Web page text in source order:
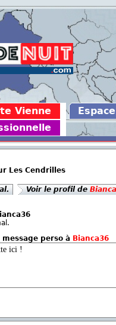
Vienne
Les Cendrilles
Voir le profil de
message perso à Bianca36